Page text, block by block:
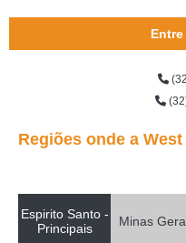
iogurteira industrial valores Santo
comprar iogurteira industrial
qual o valor de fornecedor de
iogurteira industrial 50 litros
qual o valor de iogurteira
Regiões onde a
Espirito Santo -
Principais
Minas